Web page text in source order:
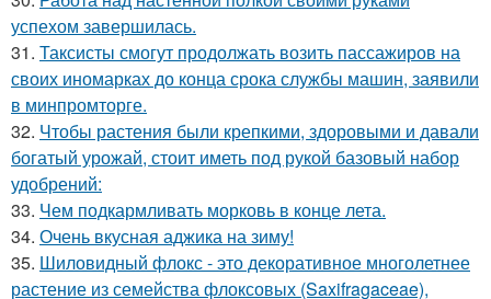
успехом завершилась.
31. Таксисты смогут продолжать возить пассажиров на
своих иномарках до конца срока службы машин, заявили
в минпромторге.
32. Чтобы растения были крепкими, здоровыми и давали
богатый урожай, стоит иметь под рукой базовый набор
удобрений:
33. Чем подкармливать морковь в конце лета.
34. Очень вкусная аджика на зиму!
35. Шиловидный флокс - это декоративное многолетнее
растение из семейства флоксовых (Saxifragaceae),